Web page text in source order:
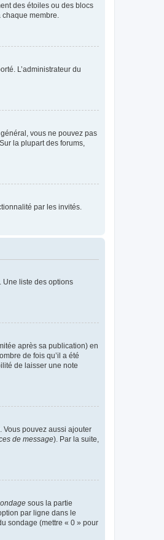
des étoiles ou des blocs
membre.
L’administrateur du
vous ne pouvez pas
la plupart des forums,
par les invités.
Une liste des options
après sa publication) en
de fois qu’il a été
de laisser une note
Vous pouvez aussi ajouter
de message). Par la suite,
sous la partie
par ligne dans le
sondage (mettre « 0 » pour